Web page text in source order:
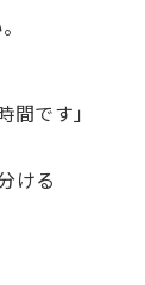
間です」
ける